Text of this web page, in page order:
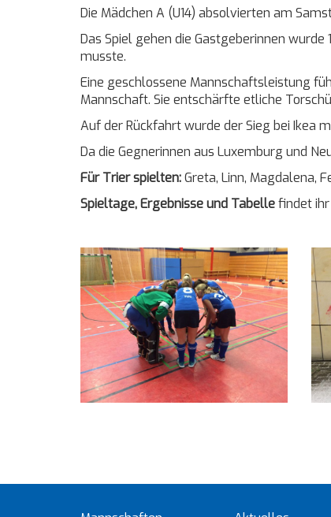
Die Mädchen A (U14) absolvierten am
Das Spiel gehen die Gastgeberinnen
musste.
Eine geschlossene Mannschaftsleistung
Mannschaft. Sie entschärfte etliche
Auf der Rückfahrt wurde der Sieg bei Ikea
Da die Gegnerinnen aus Luxemburg und
Für Trier spielten:Greta, Linn, Magdalena,
Spieltage, Ergebnisse und Tabellefindet ihr